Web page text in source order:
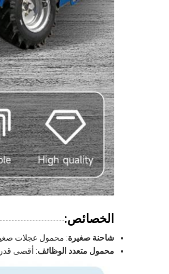
الخصائص:
شاحنة صغيرة: محمول عجلات صغير مع 12 فولت نظام الجهد و
محمول متعدد الوظائف: أقصى قدرة على الارتفاع